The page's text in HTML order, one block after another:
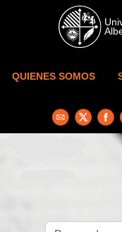
Skip to main content
QUIENES SOMOS